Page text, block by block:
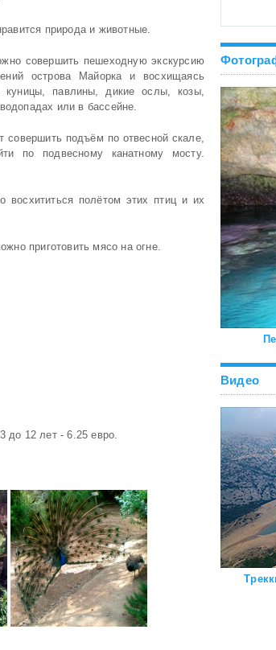
природа и животные.
совершить пешеходную экскурсию
острова Майорка и восхищаясь
павлины, дикие ослы, козы,
или в бассейне.
подъём по отвесной скале,
по подвесному канатному мосту.
полётом этих птиц и их
приготовить мясо на огне.
до 12 лет - 6.25 евро.
Видео